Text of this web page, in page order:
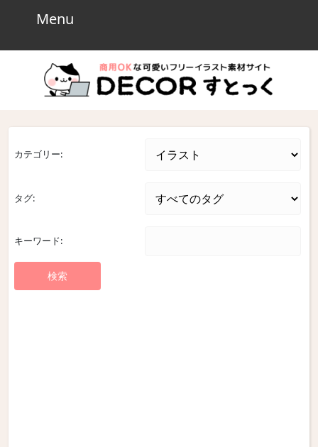
Menu
カテゴリー:
タグ:
キーワード: